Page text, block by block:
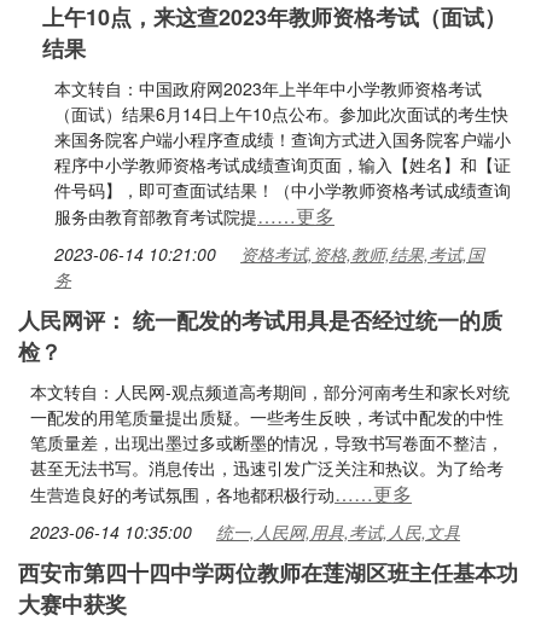
上午10点，来这查​2023年教师资格考试（面试）
结果
本文转自：中国政府网2023年上半年中小学教师资格考试
（面试）结果6月14日上午10点公布。参加此次面试的考生快
来国务院客户端小程序查成绩！查询方式进入国务院客户端小
程序中小学教师资格考试成绩查询页面，输入【姓名】和【证
件号码】，即可查面试结果！（中小学教师资格考试成绩查询
服务由教育部教育考试院提……更多
2023-06-14 10:21:00
资格考试,资格,教师,结果,考试,国
务
人民网评： 统一配发的考试用具是否经过统一的质
检？
本文转自：人民网-观点频道高考期间，部分河南考生和家长对统
一配发的用笔质量提出质疑。一些考生反映，考试中配发的中性
笔质量差，出现出墨过多或断墨的情况，导致书写卷面不整洁，
甚至无法书写。消息传出，迅速引发广泛关注和热议。为了给考
生营造良好的考试氛围，各地都积极行动……更多
2023-06-14 10:35:00 统一,人民网,用具,考试,人民,文具
西安市第四十四中学两位教师在莲湖区班主任基本功
大赛中获奖